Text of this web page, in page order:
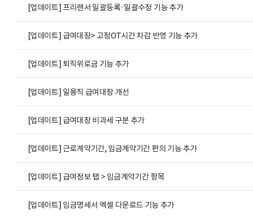
[업데이트] 프리랜서 일괄등록·일괄수정 기능 추가
[업데이트] 급여대장> 고정OT시간 차감 반영 기능 추가
[업데이트] 퇴직위로금 기능 추가
[업데이트] 일용직 급여대장 개선
[업데이트] 급여대장 비과세 구분 추가
[업데이트] 근로계약기간, 임금계약기간 편의 기능 추가
[업데이트] 급여정보 탭 > 임금계약기간 항목
[업데이트] 임금명세서 엑셀 다운로드 기능 추가